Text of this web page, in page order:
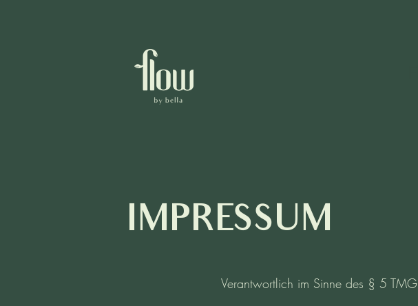
IMPRESSUM
Verantwortlich im Sinne des § 5